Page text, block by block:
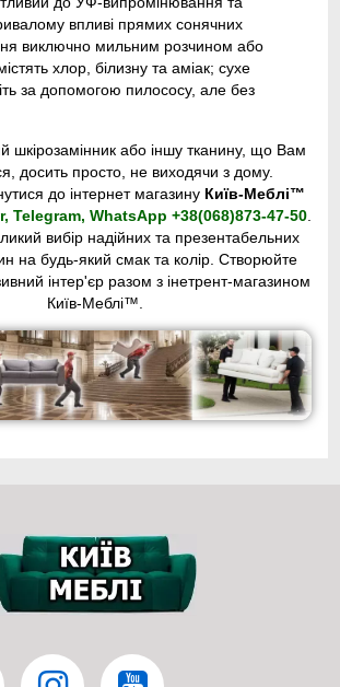
впливі прямих сонячних
виключно мильним розчином або
хлор, білизну та аміак; сухе
за допомогою пилососу, але без
шкірозамінник або іншу тканину, що Вам
досить просто, не виходячи з дому.
до інтернет магазину Київ-Меблі™
Telegram, WhatsApp +38(068)873-47-50.
вибір надійних та презентабельних
на будь-який смак та колір. Створюйте
інтер'єр разом з інетрент-магазином
Київ-Меблі™.